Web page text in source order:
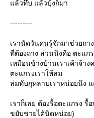
ล้วทึบ แล้วบุ้งก็มา
---------
เรานัดวันคนรู้จักมาช่วยถา
ที่ต้องถาง ส่วนนึงคือ ตะแ
เหมือนข้างบ้านเราเค้าจ้า
ตะแกรงเราให้ล่ม
ล่มทับกุหลาบเราหน่อยนึง แ
เราก็เลย ต้องรื้อตะแกรง รื้
ขยับช่วยได้นิดหน่อย)